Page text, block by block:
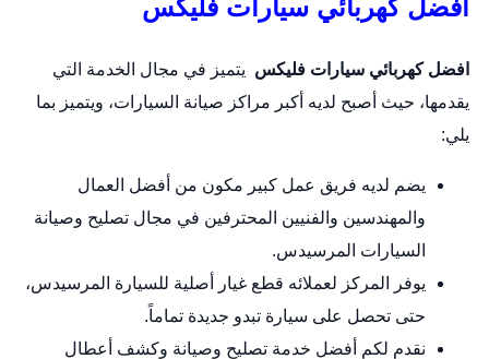
افضل كهربائي سيارات فليكس
افضل كهربائي سيارات فليكس يتميز في مجال الخدمة التي
يقدمها، حيث أصبح لديه أكبر مراكز صيانة السيارات، ويتميز بما
يلي:
يضم لديه فريق عمل كبير مكون من أفضل العمال
والمهندسين والفنيين المحترفين في مجال تصليح وصيانة
السيارات المرسيدس.
يوفر المركز لعملائه قطع غيار أصلية للسيارة المرسيدس،
حتى تحصل على سيارة تبدو جديدة تماماً.
نقدم لكم أفضل خدمة تصليح وصيانة وكشف أعطال